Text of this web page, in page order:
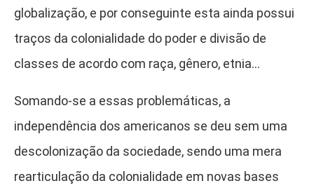
globalização, e por conseguinte esta ainda possui
traços da colonialidade do poder e divisão de
classes de acordo com raça, gênero, etnia…
Somando-se a essas problemáticas, a
independência dos americanos se deu sem uma
descolonização da sociedade, sendo uma mera
rearticulação da colonialidade em novas bases